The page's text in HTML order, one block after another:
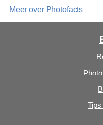
Meer over Photofacts
Tips